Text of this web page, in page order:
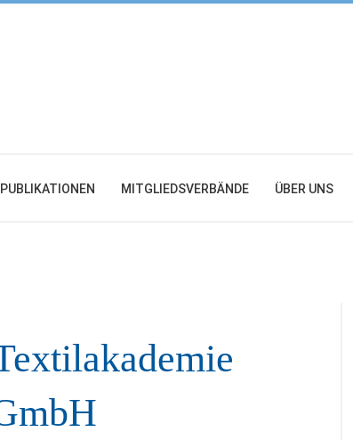
PUBLIKATIONEN MITGLIEDSVERBÄNDE ÜBER UNS